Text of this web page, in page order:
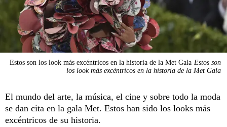
Estos son los look más excéntricos en la historia de la Met Gala Estos son
los look más excéntricos en la historia de la Met Gala
El mundo del arte, la música, el cine y sobre todo la moda
se dan cita en la gala Met. Estos han sido los looks más
excéntricos de su historia.